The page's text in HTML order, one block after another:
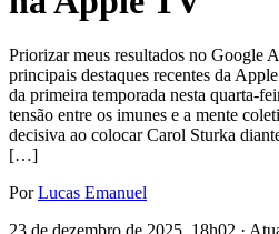
Priorizar meus resultados no Google
principais destaques recentes da
da primeira temporada nesta quarta-
tensão entre os imunes e a mente
decisiva ao colocar Carol Sturka
[…]
PorLucas Emanuel